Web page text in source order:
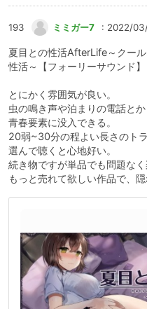
193 ミミガー7 : 2022/03/
夏目との性活AfterLife～クー
性活～【フォーリーサウンド】
とにかく雰囲気が良い。
虫の鳴き声や泊まりの電話と
青春要素に没入できる。
20弱~30分の程よい長さのト
選んで聴くと心地好い。
続き物ですが単品でも問題なく
もっと売れて欲しい作品で、